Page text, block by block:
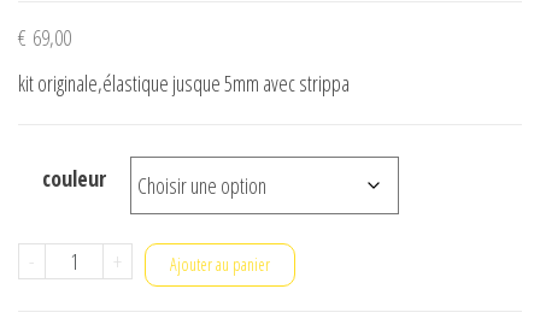
€ 69,00
kit originale,élastique jusque 5mm avec strippa
couleur
-
quantité+ Ajouter au panier